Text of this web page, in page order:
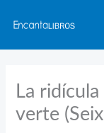
contenido
La
verte